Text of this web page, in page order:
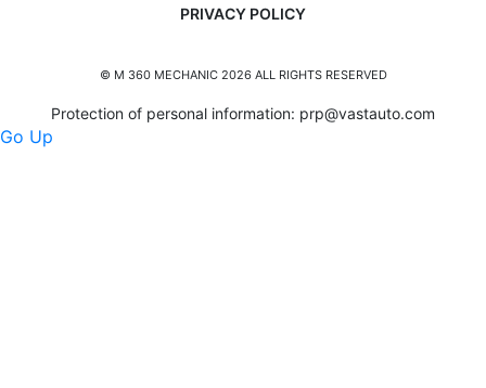
PRIVACY POLICY
© M 360 MECHANIC 2026 ALL RIGHTS RESERVED
Protection of personal information: prp@vastauto.com
Go Up